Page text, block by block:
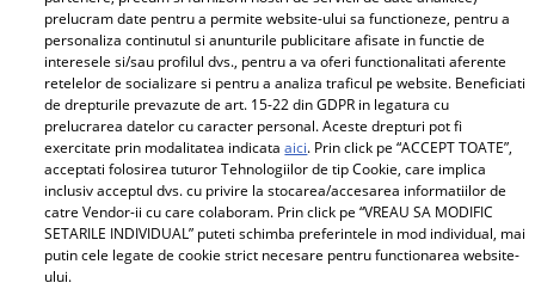
Horoscop zilnic Săgetător –
Previziuni pentru 4 iulie
2026
prelucram date pentru a permite website-ului sa functioneze, pentru a
personaliza continutul si anunturile publicitare afisate in functie de
interesele si/sau profilul dvs., pentru a va oferi functionalitati aferente
retelelor de socializare si pentru a analiza traficul pe website. Beneficiati
de drepturile prevazute de art. 15-22 din GDPR in legatura cu
prelucrarea datelor cu caracter personal. Aceste drepturi pot fi
exercitate prin modalitatea indicataaici. Prin click pe “ACCEPT TOATE”,
acceptati folosirea tuturor Tehnologiilor de tip Cookie, care implica
inclusiv acceptul dvs. cu privire la stocarea/accesarea informatiilor de
catre Vendor-ii cu care colaboram. Prin click pe “VREAU SA MODIFIC
SETARILE INDIVIDUAL” puteti schimba preferintele in mod individual, mai
putin cele legate de cookie strict necesare pentru functionarea website-
ului.